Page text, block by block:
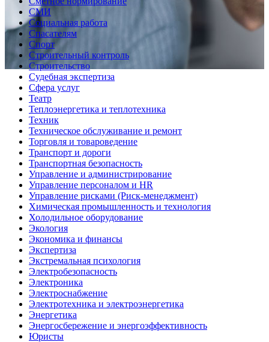
СМИ
Социальная работа
Спасателям
Спорт
Строительный контроль
Строительство
Судебная экспертиза
Сфера услуг
Театр
Теплоэнергетика и теплотехника
Техник
Техническое обслуживание и ремонт
Торговля и товароведение
Транспорт и дороги
Транспортная безопасность
Управление и администрирование
Управление персоналом и HR
Управление рисками (Риск-менеджмент)
Химическая промышленность и технология
Холодильное оборудование
Экология
Экономика и финансы
Экспертиза
Экстремальная психология
Электробезопасность
Электроника
Электроснабжение
Электротехника и электроэнергетика
Энергетика
Энергосбережение и энергоэффективность
Юристы